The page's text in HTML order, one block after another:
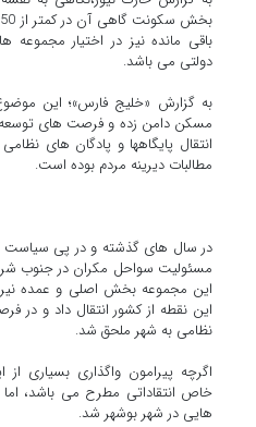
باقی مانده نیز در اختیار
دولتی می باشد.
به گزارش «خلیج فارس»؛ این
مسکن دامن زده و فرصت های توسعه
انتقال پایگاهها و پادگان های
مطالبات دیرینه مردم بوده است.
در سال های گذشته و در پی
مسئولیت سواحل مکران در جنوب
این مجموعه بخش اصلی و عمده
این نقطه از کشور انتقال داد و در
نظامی به شهر ملحق شد.
اگرچه پیرامون واگذاری بسیاری از
خاص انتقاداتی مطرح می باشد،
هایی در شهر بوشهر شد.